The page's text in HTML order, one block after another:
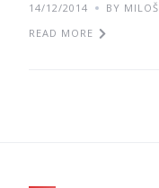
14/12/2014 BY MILOŠ
READ MORE